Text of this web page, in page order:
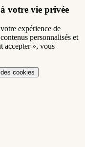
votre vie privée
expérience de
personnalisés et
accepter », vous
cookies